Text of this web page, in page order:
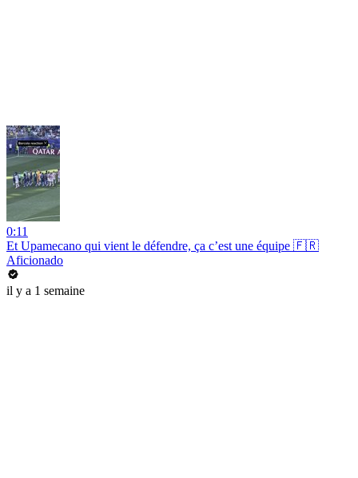
0:11
Et Upamecano qui vient le défendre, ça c’est une équipe 🇫🇷
Aficionado
il y a 1 semaine